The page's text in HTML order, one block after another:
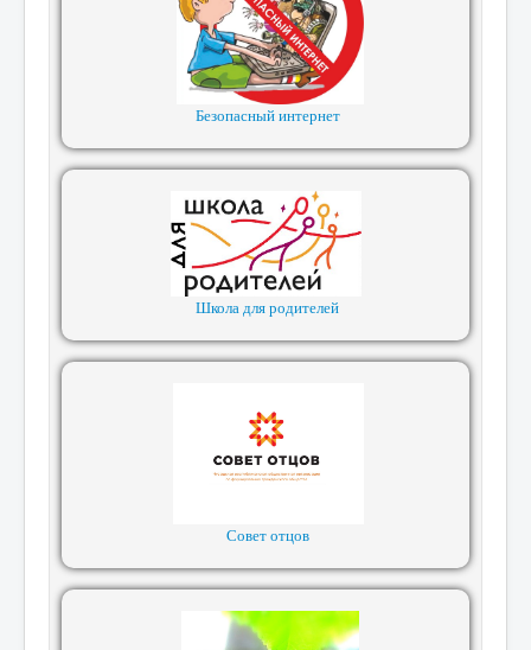
Безопасный интернет
Школа для родителей
Совет отцов